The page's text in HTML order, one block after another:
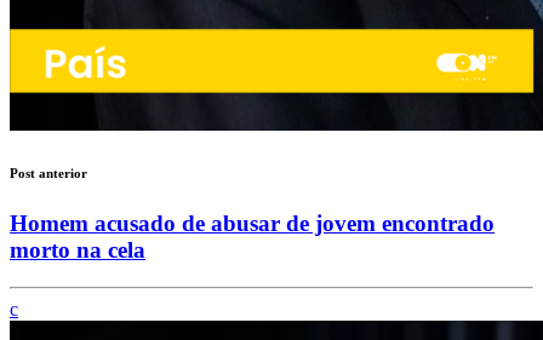
Post anterior
Homem acusado de abusar de jovem encontrado
morto na cela